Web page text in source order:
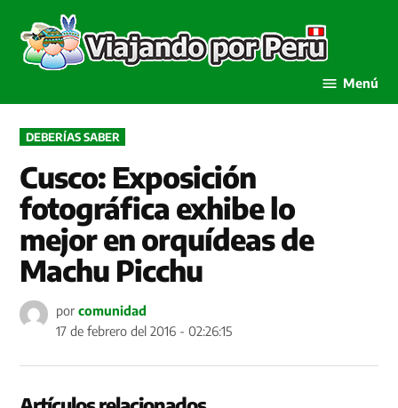
contenido
por
Menú
PUBLICADO
EN
DEBERÍAS SABER
Cusco: Exposición
fotográfica exhibe lo
mejor en orquídeas de
Machu Picchu
por comunidad
17 de febrero del 2016 - 02:26:15